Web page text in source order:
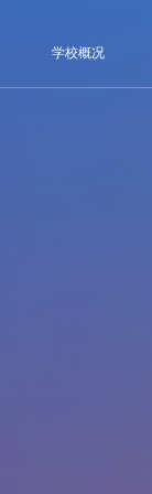
学校概况